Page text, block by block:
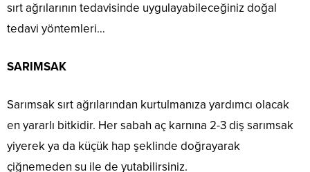
sırt ağrılarının tedavisinde uygulayabileceğiniz doğal
tedavi yöntemleri…
SARIMSAK
Sarımsak sırt ağrılarından kurtulmanıza yardımcı olacak
en yararlı bitkidir. Her sabah aç karnına 2-3 diş sarımsak
yiyerek ya da küçük hap şeklinde doğrayarak
çiğnemeden su ile de yutabilirsiniz.